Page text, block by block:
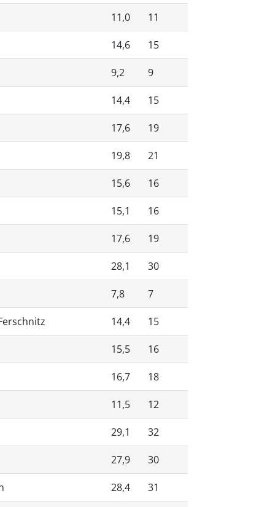
11,0 11
14,6 15
9,2 9
14,4 15
17,6 19
19,8 21
15,6 16
15,1 16
17,6 19
28,1 30
7,8 7
14,4 15
15,5 16
16,7 18
11,5 12
29,1 32
27,9 30
28,4 31